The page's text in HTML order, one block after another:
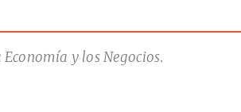
y los Negocios.